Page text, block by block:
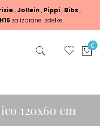
, Jollein , Pippi, Bibs,
za izbrane izdelke.
0
120x60 cm